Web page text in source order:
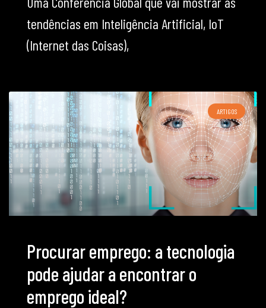
tendências em Inteligência Artificial, IoT
(Internet das Coisas),
ARTIGOS
Procurar emprego: a tecnologia
pode ajudar a encontrar o
emprego ideal?